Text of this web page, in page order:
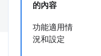
的內容
功能適用情
況和設定